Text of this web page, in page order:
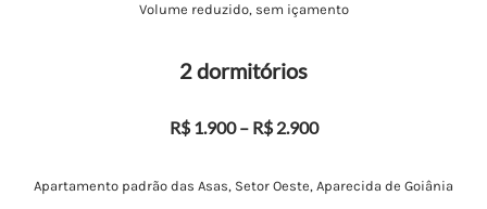
Volume reduzido, sem içamento
2 dormitórios
R$ 1.900 – R$ 2.900
Apartamento padrão das Asas, Setor Oeste, Aparecida de Goiânia